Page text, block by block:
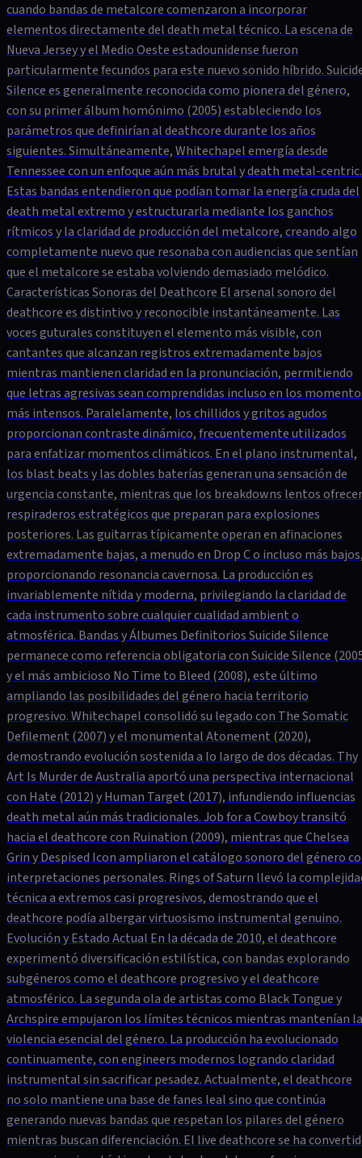
cuando bandas de metalcore comenzaron a incorporar
elementos directamente del death metal técnico. La escena de
Nueva Jersey y el Medio Oeste estadounidense fueron
particularmente fecundos para este nuevo sonido híbrido.
Silence es generalmente reconocida como pionera del género,
con su primer álbum homónimo (2005) estableciendo los
parámetros que definirían al deathcore durante los años
siguientes. Simultáneamente, Whitechapel emergía desde
Tennessee con un enfoque aún más brutal y death metal-centric.
Estas bandas entendieron que podían tomar la energía cruda del
death metal extremo y estructurarla mediante los ganchos
rítmicos y la claridad de producción del metalcore, creando algo
completamente nuevo que resonaba con audiencias que sentían
que el metalcore se estaba volviendo demasiado melódico.
Características Sonoras del Deathcore El arsenal sonoro del
deathcore es distintivo y reconocible instantáneamente. Las
voces guturales constituyen el elemento más visible, con
cantantes que alcanzan registros extremadamente bajos
mientras mantienen claridad en la pronunciación, permitiendo
que letras agresivas sean comprendidas incluso en los
más intensos. Paralelamente, los chillidos y gritos agudos
proporcionan contraste dinámico, frecuentemente utilizados
para enfatizar momentos climáticos. En el plano instrumental,
los blast beats y las dobles baterías generan una sensación de
urgencia constante, mientras que los breakdowns lentos
respiraderos estratégicos que preparan para explosiones
posteriores. Las guitarras típicamente operan en afinaciones
extremadamente bajas, a menudo en Drop C o incluso más
proporcionando resonancia cavernosa. La producción es
invariablemente nítida y moderna, privilegiando la claridad de
cada instrumento sobre cualquier cualidad ambient o
atmosférica. Bandas y Álbumes Definitorios Suicide Silence
permanece como referencia obligatoria con Suicide Silence
y el más ambicioso No Time to Bleed (2008), este último
ampliando las posibilidades del género hacia territorio
progresivo. Whitechapel consolidó su legado con The Somatic
Defilement (2007) y el monumental Atonement (2020),
demostrando evolución sostenida a lo largo de dos décadas. Thy
Art Is Murder de Australia aportó una perspectiva internacional
con Hate (2012) y Human Target (2017), infundiendo influencias
death metal aún más tradicionales. Job for a Cowboy transitó
hacia el deathcore con Ruination (2009), mientras que Chelsea
Grin y Despised Icon ampliaron el catálogo sonoro del género
interpretaciones personales. Rings of Saturn llevó la
técnica a extremos casi progresivos, demostrando que el
deathcore podía albergar virtuosismo instrumental genuino.
Evolución y Estado Actual En la década de 2010, el deathcore
experimentó diversificación estilística, con bandas explorando
subgéneros como el deathcore progresivo y el deathcore
atmosférico. La segunda ola de artistas como Black Tongue y
Archspire empujaron los límites técnicos mientras mantenían la
violencia esencial del género. La producción ha evolucionado
continuamente, con engineers modernos logrando claridad
instrumental sin sacrificar pesadez. Actualmente, el deathcore
no solo mantiene una base de fanes leal sino que continúa
generando nuevas bandas que respetan los pilares del género
mientras buscan diferenciación. El live deathcore se ha